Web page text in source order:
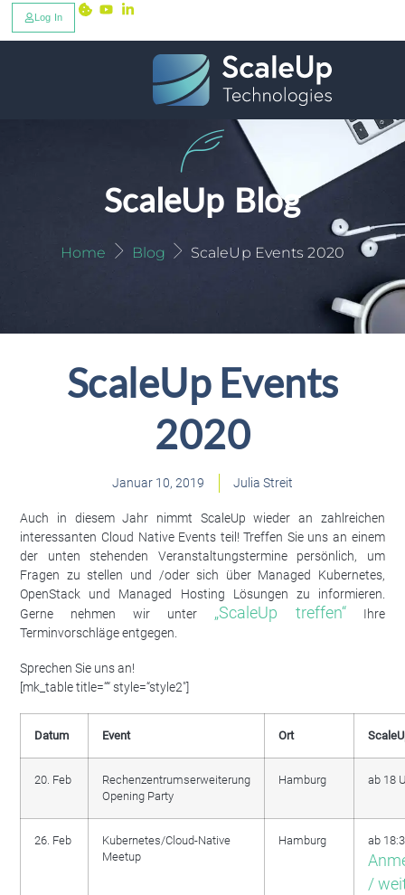
Log In
ScaleUp Blog
Home Blog ScaleUp Events 2020
ScaleUp Events
2020
Januar 10, 2019 Julia Streit
Auch in diesem Jahr nimmt ScaleUp wieder an zahlreichen
interessanten Cloud Native Events teil! Treffen Sie uns an einem
der unten stehenden Veranstaltungstermine persönlich, um
Fragen zu stellen und /oder sich über Managed Kubernetes,
OpenStack und Managed Hosting Lösungen zu informieren.
Gerne nehmen wir unter „ScaleUp treffen“ Ihre
Terminvorschläge entgegen.
Sprechen Sie uns an!
[mk_table title=““ style=“style2″]
Datum Event Ort
20. Feb
Rechenzentrumserweiterung
Opening Party
Hamburg ab 18
26. Feb
Kubernetes/Cloud-Native
Meetup
Hamburg ab
/